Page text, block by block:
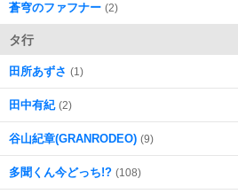
蒼穹のファフナー (2)
タ行
田所あずさ (1)
田中有紀 (2)
谷山紀章(GRANRODEO) (9)
多聞くん今どっち!? (108)